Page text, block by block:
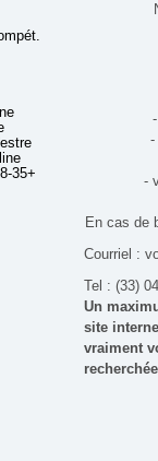
35+ ans)
-
-
En cas de
Courriel :
Tel : (33)
Un
site
vraiment